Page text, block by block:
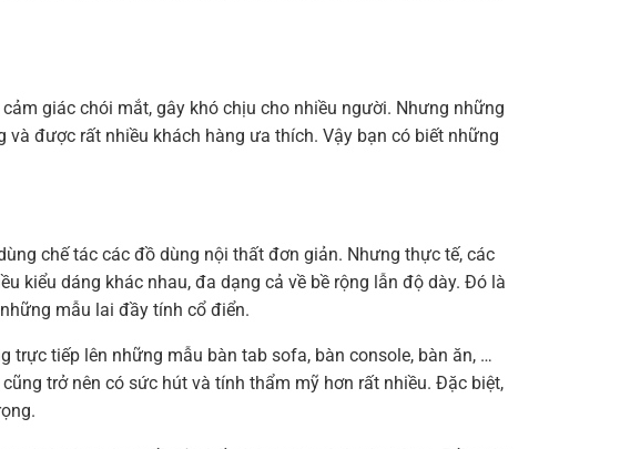
giác chói mắt, gây khó chịu cho nhiều người. Nhưng những
được rất nhiều khách hàng ưa thích. Vậy bạn có biết những
chế tác các đồ dùng nội thất đơn giản. Nhưng thực tế, các
kiểu dáng khác nhau, đa dạng cả về bề rộng lẫn độ dày. Đó là
mẫu lai đầy tính cổ điển.
tiếp lên những mẫu bàn tab sofa, bàn console, bàn ăn, …
trở nên có sức hút và tính thẩm mỹ hơn rất nhiều. Đặc biệt,